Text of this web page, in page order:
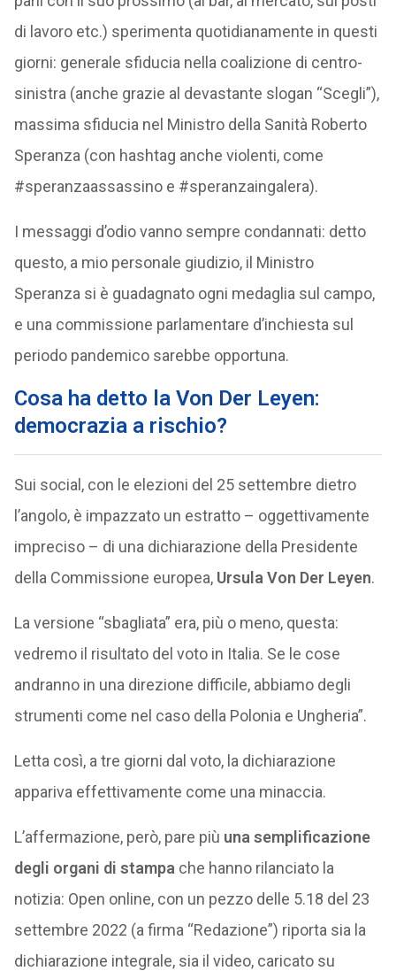
di lavoro etc.) sperimenta quotidianamente in questi
giorni: generale sfiducia nella coalizione di centro-
sinistra (anche grazie al devastante slogan “Scegli”),
massima sfiducia nel Ministro della Sanità Roberto
Speranza (con hashtag anche violenti, come
#speranzaassassino e #speranzaingalera).
I messaggi d’odio vanno sempre condannati: detto
questo, a mio personale giudizio, il Ministro
Speranza si è guadagnato ogni medaglia sul campo,
e una commissione parlamentare d’inchiesta sul
periodo pandemico sarebbe opportuna.
Cosa ha detto la Von Der Leyen:
democrazia a rischio?
Sui social, con le elezioni del 25 settembre dietro
l’angolo, è impazzato un estratto – oggettivamente
impreciso – di una dichiarazione della Presidente
della Commissione europea, Ursula Von Der Leyen.
La versione “sbagliata” era, più o meno, questa:
vedremo il risultato del voto in Italia. Se le cose
andranno in una direzione difficile, abbiamo degli
strumenti come nel caso della Polonia e Ungheria”.
Letta così, a tre giorni dal voto, la dichiarazione
appariva effettivamente come una minaccia.
L’affermazione, però, pare più una semplificazione
degli organi di stampa che hanno rilanciato la
notizia: Open online, con un pezzo delle 5.18 del 23
settembre 2022 (a firma “Redazione”) riporta sia la
dichiarazione integrale, sia il video, caricato su